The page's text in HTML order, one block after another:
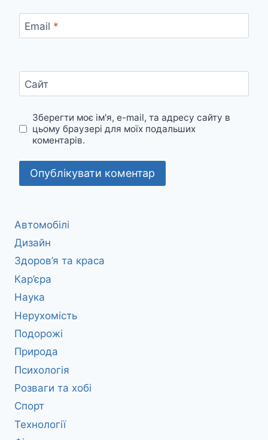
Email *
Сайт
Зберегти моє ім'я, e-mail, та адресу сайту в
цьому браузері для моїх подальших
коментарів.
Автомобілі
Дизайн
Здоров’я та краса
Кар’єра
Наука
Нерухомість
Подорожі
Природа
Психологія
Розваги та хобі
Спорт
Технології